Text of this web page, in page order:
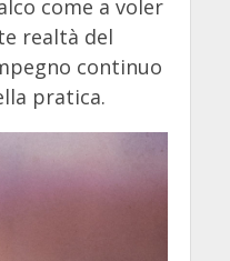
come a voler
realtà del
continuo
pratica.